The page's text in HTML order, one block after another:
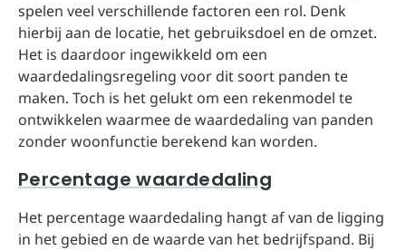
spelen veel verschillende factoren een rol. Denk
hierbij aan de locatie, het gebruiksdoel en de omzet.
Het is daardoor ingewikkeld om een
waardedalingsregeling voor dit soort panden te
maken. Toch is het gelukt om een rekenmodel te
ontwikkelen waarmee de waardedaling van panden
zonder woonfunctie berekend kan worden.
Percentage waardedaling
Het percentage waardedaling hangt af van de ligging
in het gebied en de waarde van het bedrijfspand. Bij